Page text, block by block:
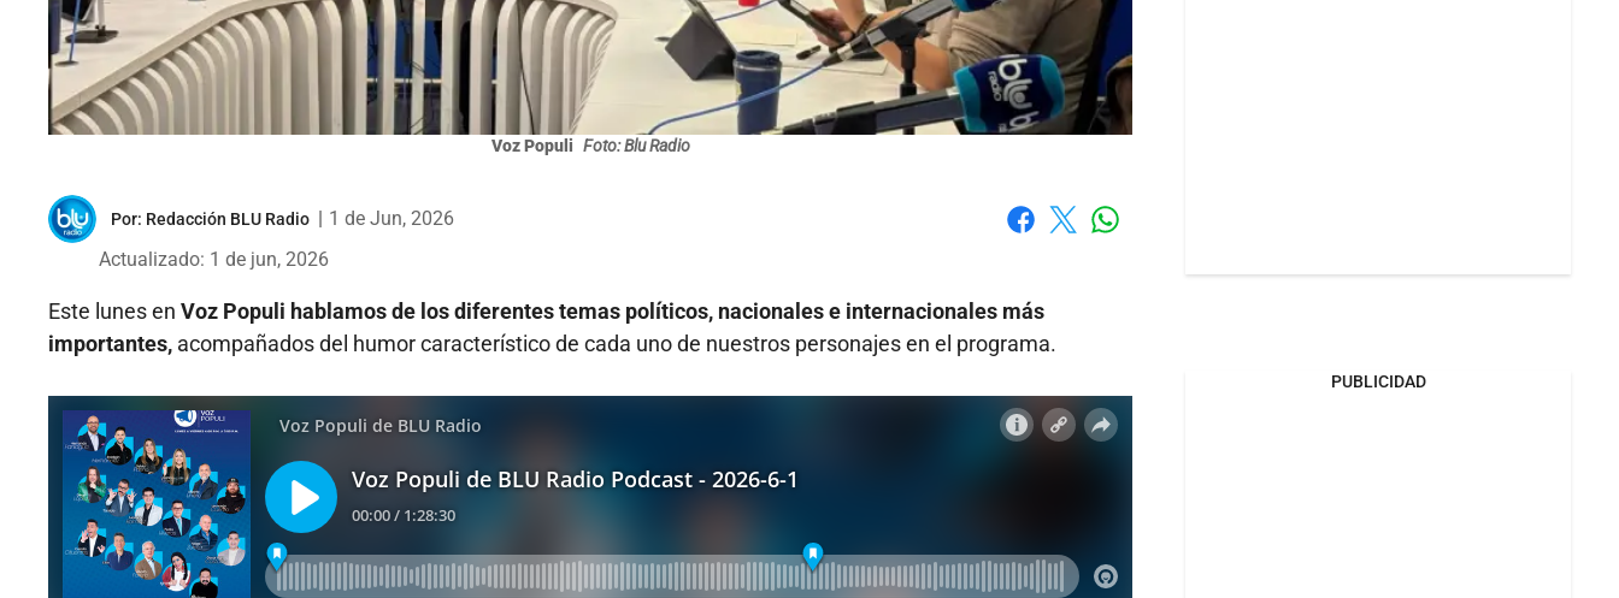
Voz Populi Foto: Blu Radio
Por: Redacción BLU Radio
1 de Jun, 2026
Actualizado: 1 de jun, 2026
Este lunes en Voz Populi hablamos de los diferentes temas políticos, nacionales e internacionales más
importantes, acompañados del humor característico de cada uno de nuestros personajes en el programa.
PUBLICIDAD